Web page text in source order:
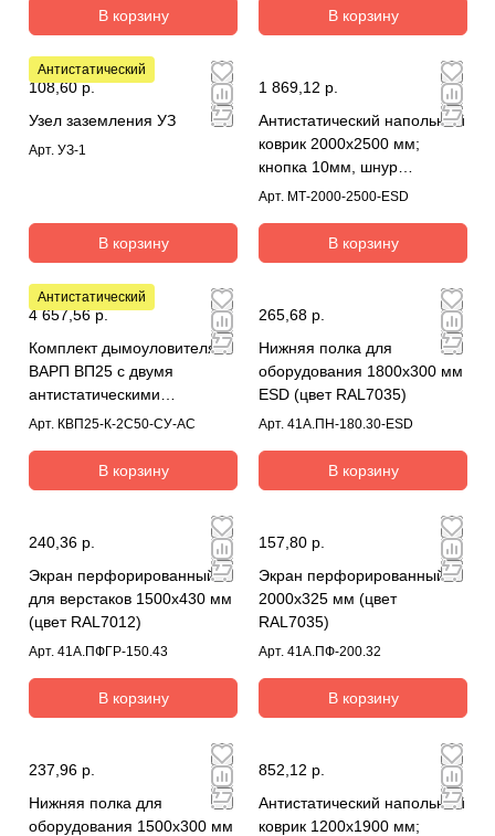
В корзину В корзину
Антистатический
108,60 р.
Узел заземления УЗ
Арт. УЗ-1
В корзину
1 869,12 р.
Антистатический напольный
коврик 2000x2500 мм;
кнопка 10мм, шнур
заземления
Арт. МТ-2000-2500-ESD
В корзину
Антистатический
4 657,56 р.
Комплект дымоуловителя
ВАРП ВП25 с двумя
антистатическими
дымоприемниками 50мм с
К-2C50-СУ-AC
Арт. КВП25-К-2C50-СУ-AC
В корзину
265,68 р.
Нижняя полка для
оборудования 1800х300 мм
ESD (цвет RAL7035)
Арт. 41А.ПН-180.30-ESD
В корзину
240,36 р.
Экран перфорированный
для верстаков 1500х430 мм
(цвет RAL7012)
Арт. 41А.ПФГР-150.43
В корзину
157,80 р.
Экран перфорированный
2000х325 мм (цвет
RAL7035)
Арт. 41А.ПФ-200.32
В корзину
237,96 р.
Нижняя полка для
оборудования 1500х300 мм
852,12 р.
Антистатический напольный
коврик 1200x1900 мм;